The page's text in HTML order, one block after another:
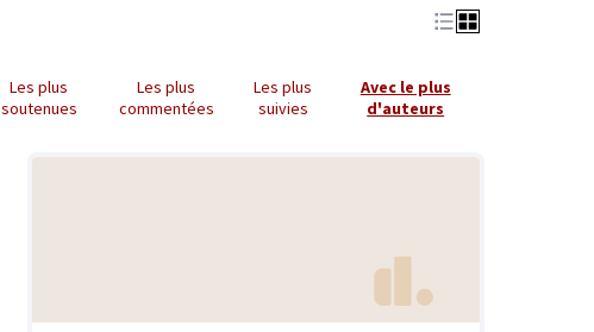
Les plus
soutenues
Les plus
commentées
Les plus
suivies
Avec le plus
d'auteurs